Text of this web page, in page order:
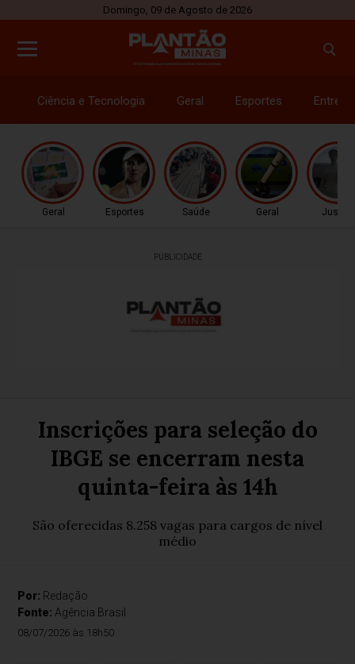
Domingo, 09 de Agosto de 2026
Ciência e Tecnologia Geral Esportes
Geral Esportes Saúde Geral Justiça
PUBLICIDADE
Inscrições para seleção do
IBGE se encerram nesta
quinta-feira às 14h
São oferecidas 8.258 vagas para cargos de nível
médio
Por: Redação
Fonte: Agência Brasil
08/07/2026 às 18h50